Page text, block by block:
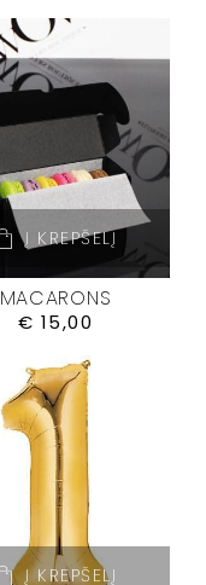
Į KREPŠELĮ
MACARONS
€ 15,00
Į KREPŠELĮ